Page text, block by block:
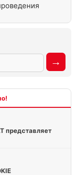
представляет